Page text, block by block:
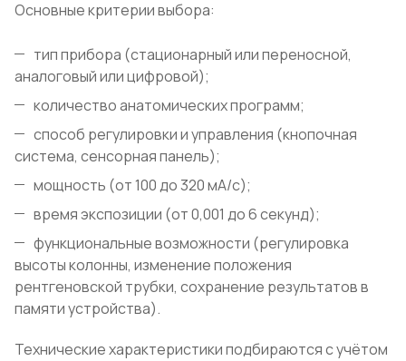
Основные критерии выбора:
тип прибора (стационарный или переносной,
аналоговый или цифровой);
количество анатомических программ;
способ регулировки и управления (кнопочная
система, сенсорная панель);
мощность (от 100 до 320 мА/с);
время экспозиции (от 0,001 до 6 секунд);
функциональные возможности (регулировка
высоты колонны, изменение положения
рентгеновской трубки, сохранение результатов в
памяти устройства).
Технические характеристики подбираются с учётом